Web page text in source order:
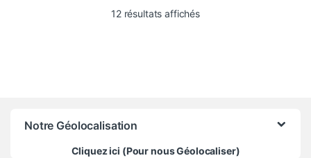
12 résultats affichésTrié du plus récent au
Notre Géolocalisation
Cliquez ici (Pour nous Géolocaliser)